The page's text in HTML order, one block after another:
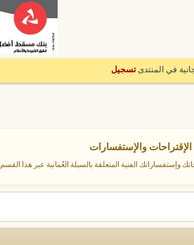
في المنتدىتسجيل
والإستفسارات
وإستفساراتك الفنية المتعلقة بالسبلة العُمانية عبر هذا القسم